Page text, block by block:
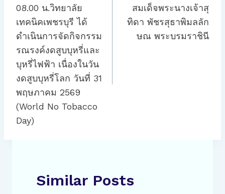
08.00 น.วิทยาลัย
เทคนิคเพชรบุรี ได้
ดำเนินการจัดกิจกรรม
รณรงค์งดสูบบุหรี่และ
บุหรี่ไฟฟ้า เนื่องในวัน
งดสูบบุหรี่โลก วันที่ 31
พฤษภาคม 2569
(World No Tobacco
Day)
สมเด็จพระนางเจ้าสุ
ทิดา พัชรสุธาพิมลลัก
ษณ พระบรมราชินี
Similar Posts